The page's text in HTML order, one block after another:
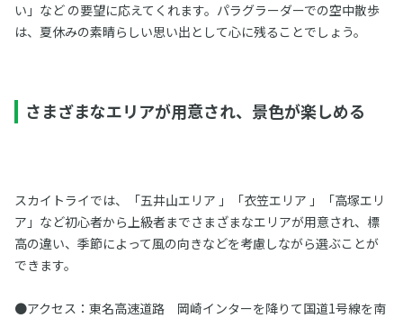
い」など の要望に応えてくれます。パラグラーダーでの空中散歩
は、夏休みの素晴らしい思い出として心に残ることでしょう。
さまざまなエリアが用意され、景色が楽しめる
スカイトライでは、「五井山エリア 」「衣笠エリア 」「高塚エリ
ア」など初心者から上級者までさまざまなエリアが用意され、標
高の違い、季節によって風の向きなどを考慮しながら選ぶことが
できます。
●アクセス：東名高速道路 岡崎インターを降りて国道1号線を南